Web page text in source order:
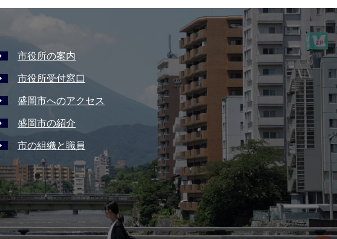
市役所の案内
市役所受付窓口
盛岡市へのアクセス
盛岡市の紹介
市の組織と職員